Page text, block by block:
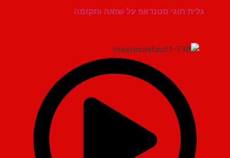
גלית חוגי סטנדאפ על שואה ותקומה